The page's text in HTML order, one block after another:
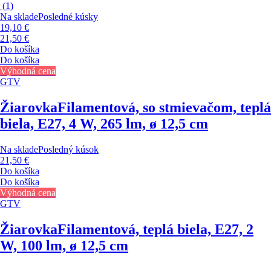
(1)
Na skladePosledné kúsky
19,10 €
21,50 €
Do košíka
Do košíka
Výhodná cena
GTV
ŽiarovkaFilamentová, so stmievačom, teplá
biela, E27, 4 W, 265 lm, ø 12,5 cm
Na skladePosledný kúsok
21,50 €
Do košíka
Do košíka
Výhodná cena
GTV
ŽiarovkaFilamentová, teplá biela, E27, 2
W, 100 lm, ø 12,5 cm